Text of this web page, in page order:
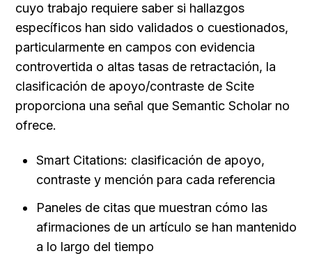
cuyo trabajo requiere saber si hallazgos
específicos han sido validados o cuestionados,
particularmente en campos con evidencia
controvertida o altas tasas de retractación, la
clasificación de apoyo/contraste de Scite
proporciona una señal que Semantic Scholar no
ofrece.
Smart Citations: clasificación de apoyo,
contraste y mención para cada referencia
Paneles de citas que muestran cómo las
afirmaciones de un artículo se han mantenido
a lo largo del tiempo